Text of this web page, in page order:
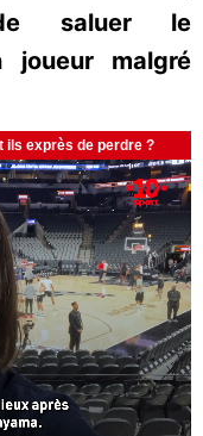
saluer le
joueur malgré